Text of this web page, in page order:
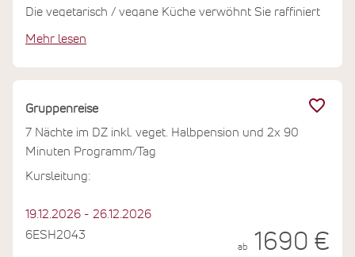
Die vegetarisch / vegane Küche verwöhnt Sie raffiniert
die Finca wird mit regenerativen Energien aus
Erholung – es ist eine Einladung wieder ganz bei sich
selbst anzukommen.
Mehr lesen
Gruppenreise
7 Nächte im DZ inkl. veget. Halbpension und 2x 90
Minuten Programm/Tag
Kursleitung:
19.12.2026 - 26.12.2026
6ESH2043
ab 1690 €